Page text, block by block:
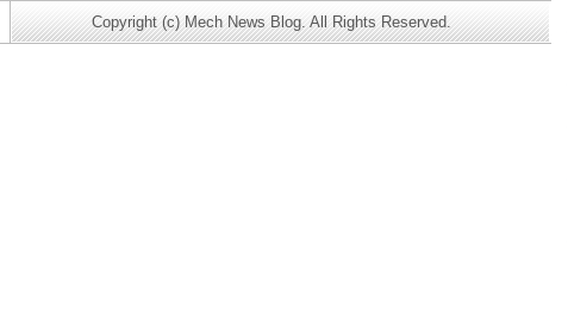
Copyright (c) Mech News Blog. All Rights Reserved.